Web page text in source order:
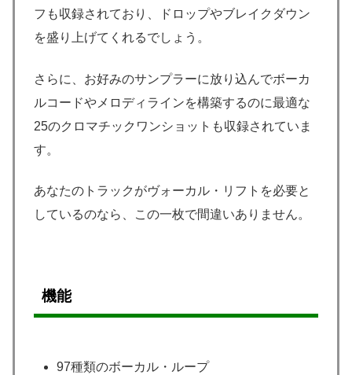
フも収録されており、ドロップやブレイクダウン
を盛り上げてくれるでしょう。
さらに、お好みのサンプラーに放り込んでボーカ
ルコードやメロディラインを構築するのに最適な
25のクロマチックワンショットも収録されていま
す。
あなたのトラックがヴォーカル・リフトを必要と
しているのなら、この一枚で間違いありません。
機能
97種類のボーカル・ループ